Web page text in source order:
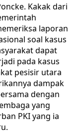
Kakak dari
laporan
soal kasus
dapat
pada kasus
pesisir utara
dampak
dengan
yang
PKI yang ia